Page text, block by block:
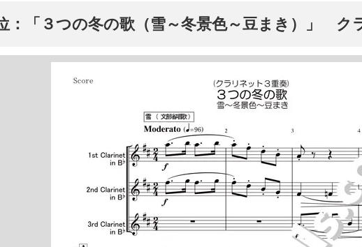
：「３つの冬の歌（雪～冬景色～豆まき）」 ク